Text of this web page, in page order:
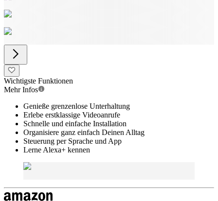
Wichtigste Funktionen
Mehr Infos
Genieße grenzenlose Unterhaltung
Erlebe erstklassige Videoanrufe
Schnelle und einfache Installation
Organisiere ganz einfach Deinen Alltag
Steuerung per Sprache und App
Lerne Alexa+ kennen